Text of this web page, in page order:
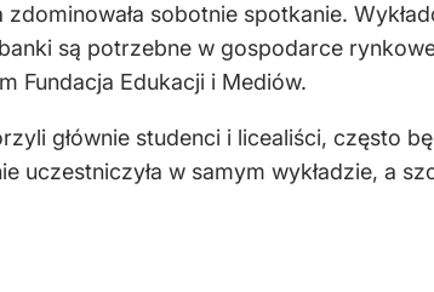
sobotnie spotkanie.
są potrzebne w gospodarce
Fundacja Edukacji i Mediów.
głównie studenci i licealiści, często
uczestniczyła w samym wykładzie, a